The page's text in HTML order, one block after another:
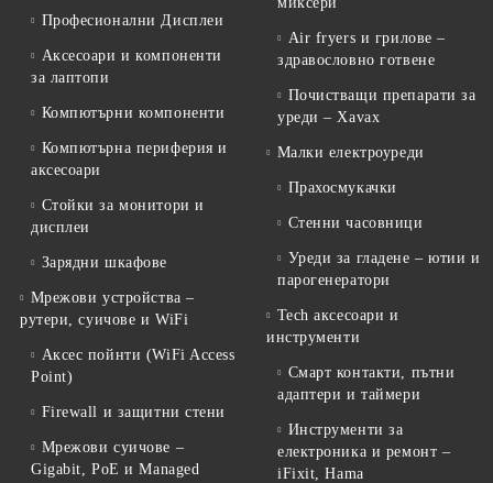
Професионални Дисплеи
Аксесоари и компоненти
за лаптопи
Компютърни компоненти
Компютърна периферия и
аксесоари
Стойки за монитори и
дисплеи
Зарядни шкафове
Мрежови устройства –
рутери, суичове и WiFi
Аксес пойнти (WiFi Access
Point)
Firewall и защитни стени
Мрежови суичове –
Gigabit, PoE и Managed
Air fryers и грилове –
здравословно готвене
Почистващи препарати за
уреди – Xavax
Малки електроуреди
Прахосмукачки
Стенни часовници
Уреди за гладене – ютии и
парогенератори
Tech аксесоари и
инструменти
Смарт контакти, пътни
адаптери и таймери
Инструменти за
електроника и ремонт –
iFixit, Hama